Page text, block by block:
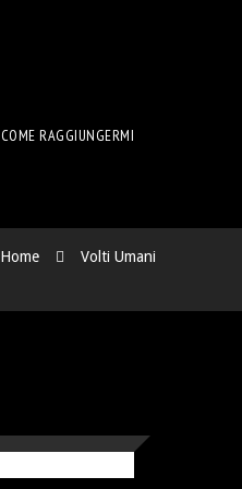
COME RAGGIUNGERMI
Home Volti Umani